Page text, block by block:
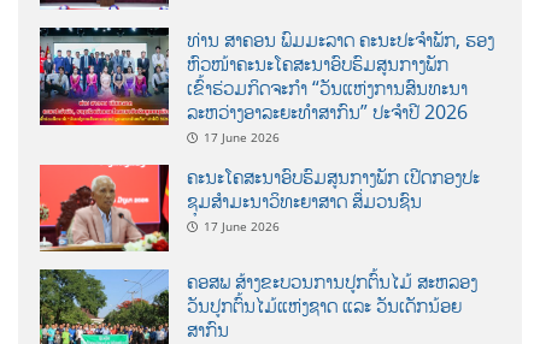
ທ່ານ ສາຄອນ ພົມມະລາດ ຄະນະປະຈໍາພັກ, ຮອງ
ຫົວໜ້າຄະນະໂຄສະນາອົບຮົມສູນກາງພັກ
ເຂົ້າຮ່ວມກິດຈະກຳ “ວັນແຫ່ງການສົນທະນາ
ລະຫວ່າງອາລະຍະທຳສາກົນ” ປະຈຳປີ 2026
17 June 2026
ຄະນະໂຄສະນາອົບຮົມສູນກາງພັກ ເປີດກອງປະ
ຊຸມສຳມະນາວິທະຍາສາດ ສຶ່ມວນຊົນ
17 June 2026
ຄອສພ ສ້າງຂະບວນການປູກຕົ້ນໄມ້ ສະຫລອງ
ວັນປູກຕົ້ນໄມ້ແຫ່ງຊາດ ແລະ ວັນເດັກນ້ອຍ
ສາກົນ